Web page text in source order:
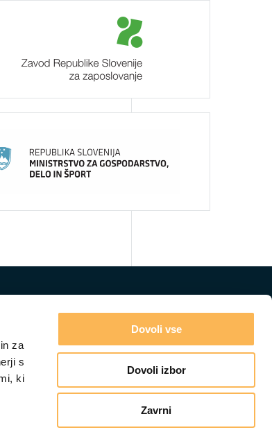
za
s
ki
Dovoli vse
Dovoli izbor
Zavrni
IZOBRAŽEVANJA